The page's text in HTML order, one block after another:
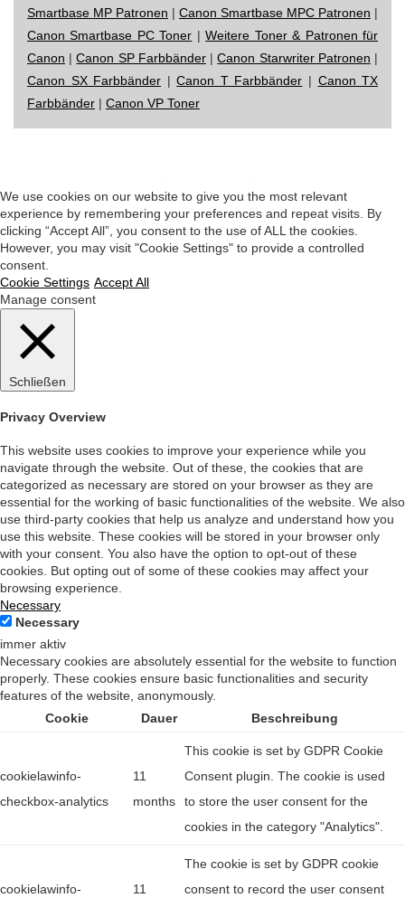
Smartbase MP Patronen | Canon Smartbase MPC Patronen |
Canon Smartbase PC Toner |Weitere Toner & Patronen für
Canon |Canon SP Farbbänder|Canon Starwriter Patronen |
Canon SX Farbbänder |Canon T Farbbänder | Canon TX
Farbbänder | Canon VP Toner
We use cookies on our website to give you the most relevant
experience by remembering your preferences and repeat visits. By
clicking “Accept All”, you consent to the use of ALL the cookies.
However, you may visit "Cookie Settings" to provide a controlled
consent.
Cookie Settings Accept All
Manage consent
Schließen
Privacy Overview
This website uses cookies to improve your experience while you
navigate through the website. Out of these, the cookies that are
categorized as necessary are stored on your browser as they are
essential for the working of basic functionalities of the website. We also
use third-party cookies that help us analyze and understand how you
use this website. These cookies will be stored in your browser only
with your consent. You also have the option to opt-out of these
cookies. But opting out of some of these cookies may affect your
browsing experience.
Necessary
Necessary
immer aktiv
Necessary cookies are absolutely essential for the website to function
properly. These cookies ensure basic functionalities and security
features of the website, anonymously.
Cookie
Dauer Beschreibung
cookielawinfo-
checkbox-analytics
11
months
This cookie is set by GDPR Cookie
Consent plugin. The cookie is used
to store the user consent for the
cookies in the category "Analytics".
cookielawinfo-
11
The cookie is set by GDPR cookie
consent to record the user consent